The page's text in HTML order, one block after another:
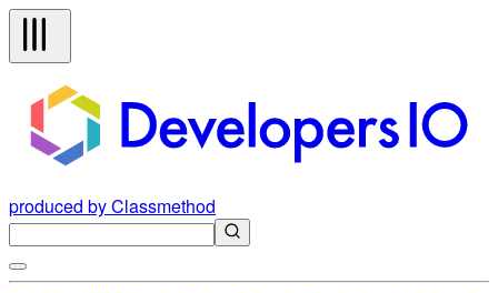
produced by Classmethod